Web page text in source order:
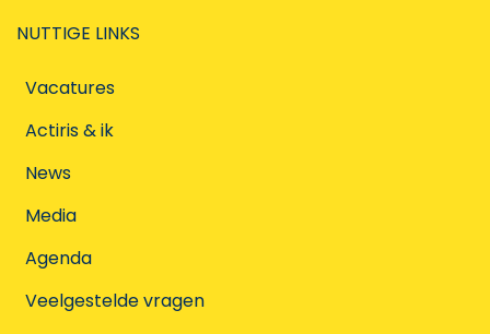
NUTTIGE LINKS
Vacatures
Actiris & ik
News
Media
Agenda
Veelgestelde vragen